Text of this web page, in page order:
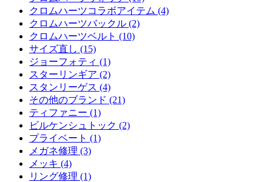
クロムハーツコラボアイテム (4)
クロムハーツバックル (2)
クロムハーツベルト (10)
サイズ直し (15)
ジョーフォティ (1)
スターリンギア (2)
スタンリーゲス (4)
その他のブランド (21)
ティファニー (1)
ビルケンシュトック (2)
プライベート (1)
メガネ修理 (3)
メッキ (4)
リング修理 (1)